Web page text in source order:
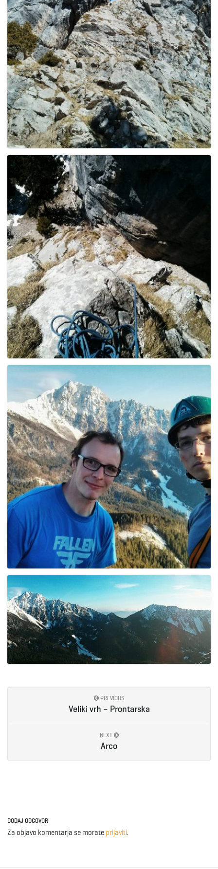
g
a
t
i
PREVIOUS
Veliki vrh – Prontarska
NEXT
Arco
DODAJ ODGOVOR
Za objavo komentarja se morate prijaviti.